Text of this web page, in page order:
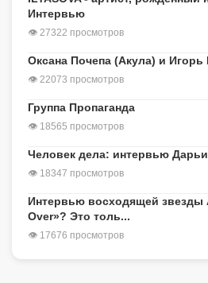
Интервью
👁 27322 просмотров
Оксана Почепа (Акула) и Игорь
👁 22073 просмотров
Группа Пропаганда
👁 18565 просмотров
Человек дела: интервью
👁 18347 просмотров
Интервью восходящей звезды
Over»? Это толь...
👁 17676 просмотров